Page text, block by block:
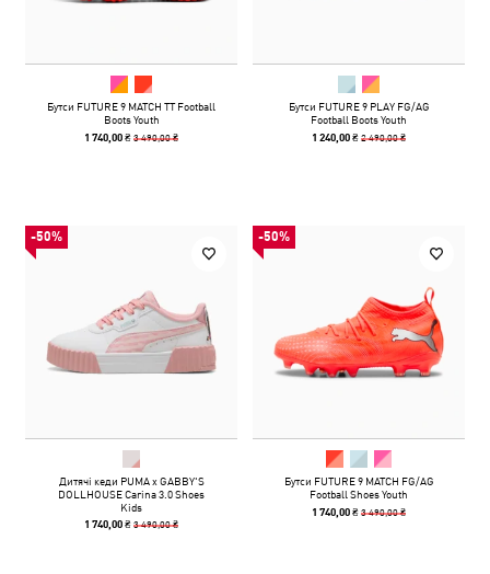
Бутси FUTURE 9 MATCH TT Football
Boots Youth
1 740,00 ₴3 490,00 ₴
Бутси FUTURE 9 PLAY FG/AG
Football Boots Youth
1 240,00 ₴2 490,00 ₴
-50%
Дитячі кеди PUMA x GABBY'S
DOLLHOUSE Carina 3.0 Shoes
Kids
1 740,00 ₴3 490,00 ₴
-50%
Бутси FUTURE 9 MATCH FG/AG
Football Shoes Youth
1 740,00 ₴3 490,00 ₴